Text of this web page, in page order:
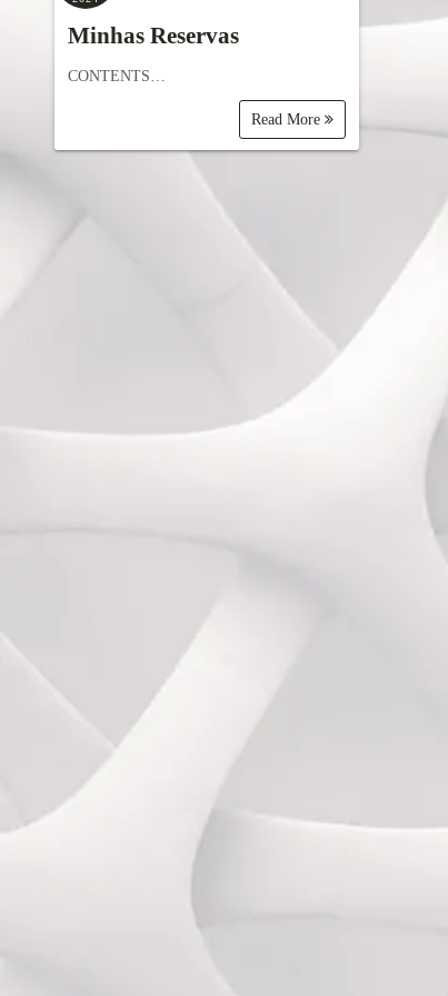
Minhas Reservas
CONTENTS…
Read More